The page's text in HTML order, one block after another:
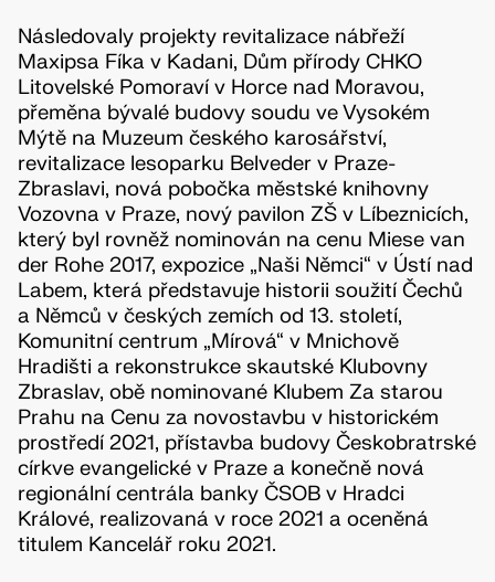
Následovaly projekty revitalizace nábřeží
Maxipsa Fíka v Kadani, Dům přírody CHKO
Litovelské Pomoraví v Horce nad Moravou,
přeměna bývalé budovy soudu ve Vysokém
Mýtě na Muzeum českého karosářství,
revitalizace lesoparku Belveder v Praze-
Zbraslavi, nová pobočka městské knihovny
Vozovna v Praze, nový pavilon ZŠ v Líbeznicích,
který byl rovněž nominován na cenu Miese van
der Rohe 2017, expozice „Naši Němci“ v Ústí nad
Labem, která představuje historii soužití Čechů
a Němců v českých zemích od 13. století,
Komunitní centrum „Mírová“ v Mnichově
Hradišti a rekonstrukce skautské Klubovny
Zbraslav, obě nominované Klubem Za starou
Prahu na Cenu za novostavbu v historickém
prostředí 2021, přístavba budovy Českobratrské
církve evangelické v Praze a konečně nová
regionální centrála banky ČSOB v Hradci
Králové, realizovaná v roce 2021 a oceněná
titulem Kancelář roku 2021.